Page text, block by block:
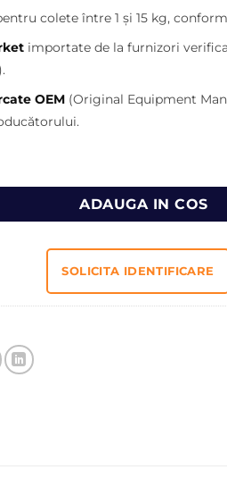
lei.
560,00 lei.
colete între 1 și 15 kg, conform
importate de la furnizori
OEM (Original Equipment
cutie incarcator frontal Volvo
ADAUGA IN COS
SOLICITA IDENTIFICARE